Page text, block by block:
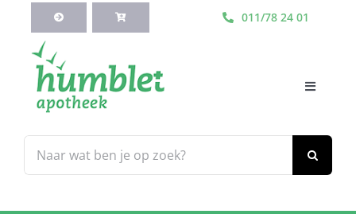
inhoud
011/78 24 01
naar:
Toggle
Webshop